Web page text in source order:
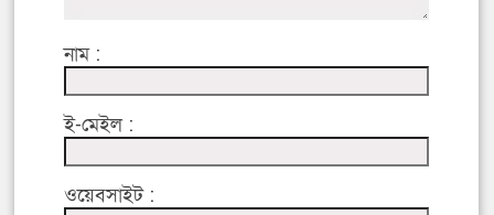
নাম :
ই-মেইল :
ওয়েবসাইট :